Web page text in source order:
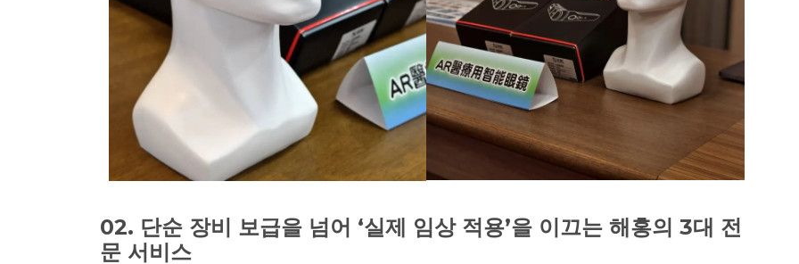
02. 단순 장비 보급을 넘어 ‘실제 임상 적용’을 이끄는 해홍의 3대 전
문 서비스